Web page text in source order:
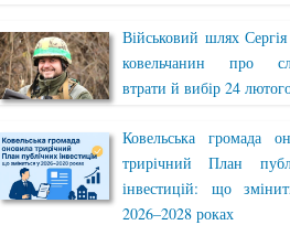
Військовий шлях
ковельчанин про
втрати й вибір 24
Ковельська громада
трирічний План
інвестицій: що
2026–2028 роках